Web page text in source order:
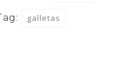
galletas